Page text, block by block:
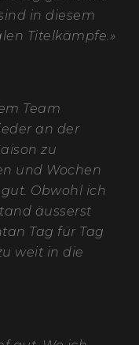
in diesem
Titelkämpfe.»
Team
an der
zu
und Wochen
Obwohl ich
äusserst
Tag für Tag
weit in die